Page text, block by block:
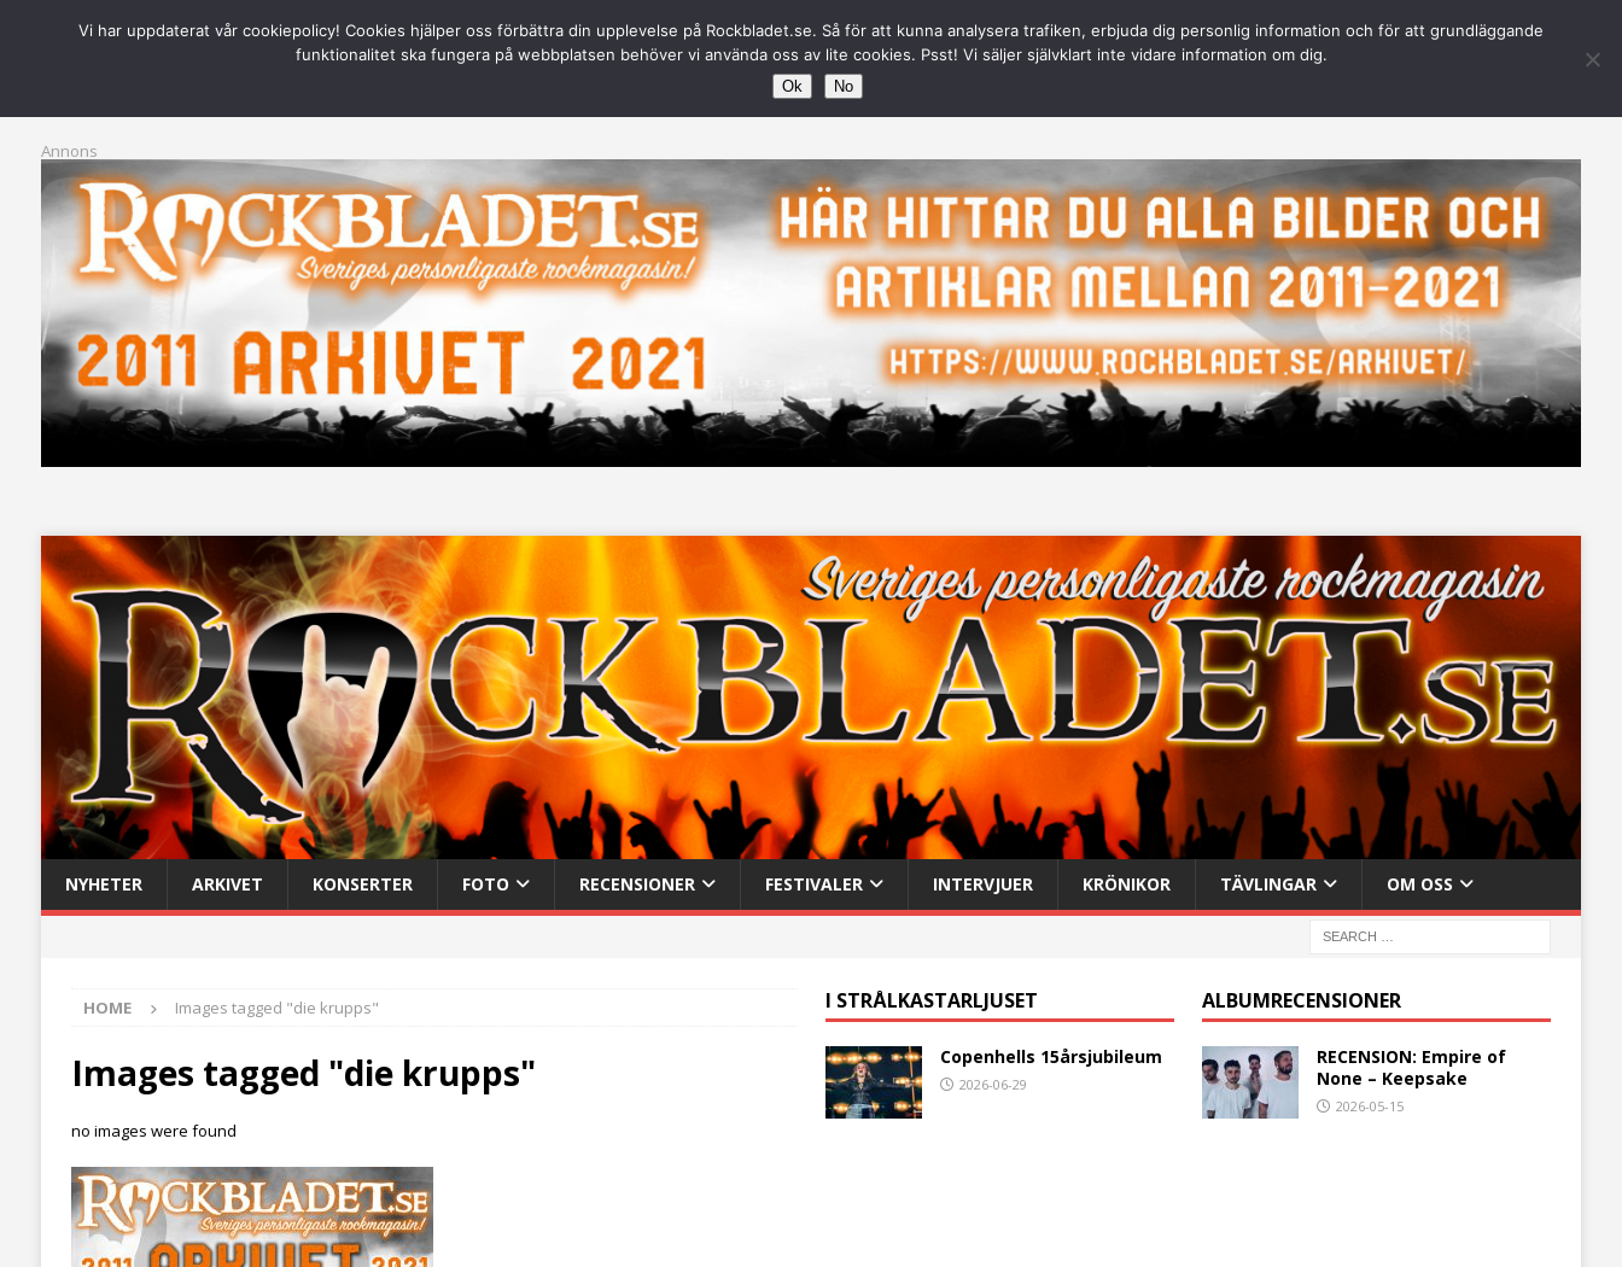
: Attempt to read property "post_parent" on null inD:\WWWRoot\www\Rockbladet.se\wp-content\plugins\contexture-page-security\core\queries.php on line 1050
Annons
NYHETER ARKIVET KONSERTER FOTO RECENSIONER FESTIVALER INTERVJUER KRÖNIKOR TÄVLINGAR OM OSS
HOME Images tagged "die krupps"
Images tagged "die krupps"
no images were found
I STRÅLKASTARLJUSET
Copenhells 15årsjubileum
2026-06-29
ALBUMRECENSIONER
RECENSION: Empire of
None – Keepsake
2026-05-15
Vi har uppdaterat vår cookiepolicy! Cookies hjälper oss förbättra din upplevelse på Rockbladet.se. Så för att kunna analysera trafiken, erbjuda dig personlig information och för att grundläggande
funktionalitet ska fungera på webbplatsen behöver vi använda oss av lite cookies. Psst! Vi säljer självklart inte vidare information om dig.
Ok No